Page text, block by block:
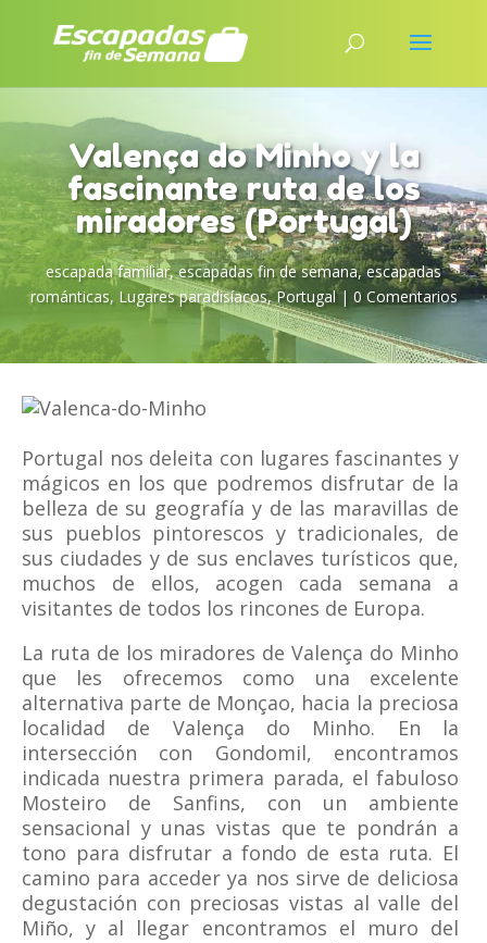
Valença do Minho y la
fascinante ruta de los
miradores (Portugal)
escapada familiar,escapadas fin de semana,escapadas
románticas, Lugares paradisíacos,Portugal| 0 Comentarios
Portugal nos deleita con lugares fascinantes y
mágicos en los que podremos disfrutar de la
belleza de su geografía y de las maravillas de
sus pueblos pintorescos y tradicionales, de
sus ciudades y de sus enclaves turísticos que,
muchos de ellos, acogen cada semana a
visitantes de todos los rincones de Europa.
La ruta de los miradores de Valença do Minho
que les ofrecemos como una excelente
alternativa parte de Monçao, hacia la preciosa
localidad de Valença do Minho. En la
intersección con Gondomil, encontramos
indicada nuestra primera parada, el fabuloso
Mosteiro de Sanfins, con un ambiente
sensacional y unas vistas que te pondrán a
tono para disfrutar a fondo de esta ruta. El
camino para acceder ya nos sirve de deliciosa
degustación con preciosas vistas al valle del
Miño, y al llegar encontramos el muro del